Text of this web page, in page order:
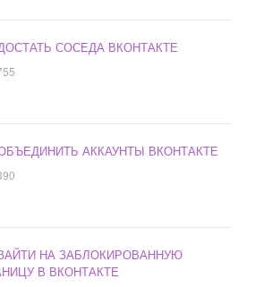
СОСЕДА ВКОНТАКТЕ
АККАУНТЫ ВКОНТАКТЕ
НА ЗАБЛОКИРОВАННУЮ
В ВКОНТАКТЕ